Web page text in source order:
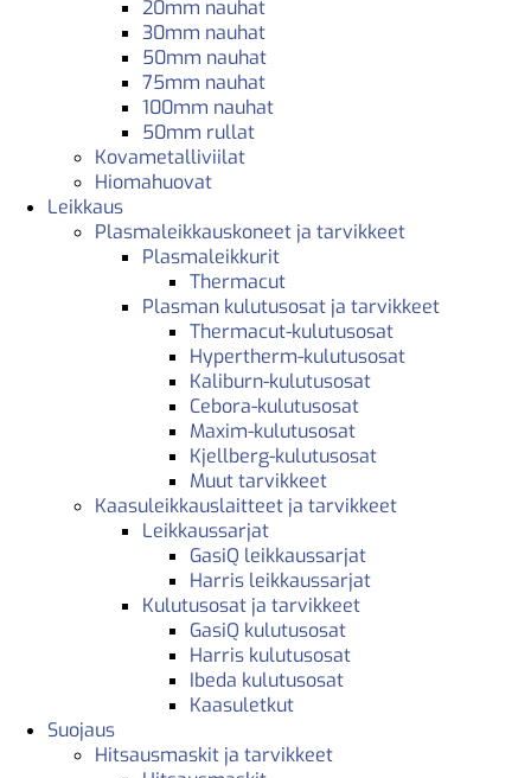
20mm nauhat
30mm nauhat
50mm nauhat
75mm nauhat
100mm nauhat
50mm rullat
Kovametalliviilat
Hiomahuovat
Leikkaus
Plasmaleikkauskoneet ja tarvikkeet
Plasmaleikkurit
Thermacut
Plasman kulutusosat ja tarvikkeet
Thermacut-kulutusosat
Hypertherm-kulutusosat
Kaliburn-kulutusosat
Cebora-kulutusosat
Maxim-kulutusosat
Kjellberg-kulutusosat
Muut tarvikkeet
Kaasuleikkauslaitteet ja tarvikkeet
Leikkaussarjat
GasiQ leikkaussarjat
Harris leikkaussarjat
Kulutusosat ja tarvikkeet
GasiQ kulutusosat
Harris kulutusosat
Ibeda kulutusosat
Kaasuletkut
Suojaus
Hitsausmaskit ja tarvikkeet